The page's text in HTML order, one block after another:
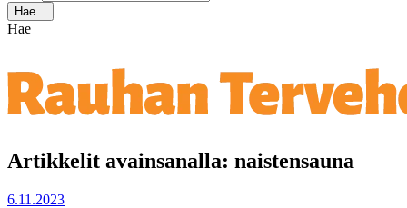
Hae...
Hae
Artikkelit avainsanalla: naistensauna
6.11.2023